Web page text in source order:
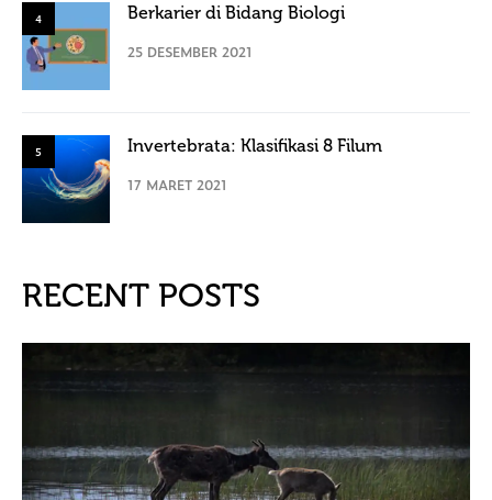
4 Berkarier di Bidang Biologi
25 DESEMBER 2021
5 Invertebrata: Klasifikasi 8 Filum
17 MARET 2021
RECENT POSTS